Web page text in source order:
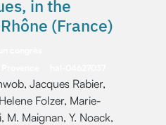
in the
(France)
Jacques Rabier,
Folzer, Marie-
M. Maignan, Y. Noack,